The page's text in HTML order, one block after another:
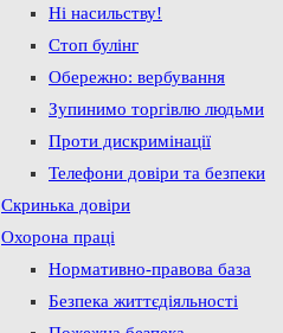
Ні насильству!
Стоп булінг
Обережно: вербування
Зупинимо торгівлю людьми
Проти дискримінації
Телефони довіри та безпеки
Скринька довіри
Охорона праці
Нормативно-правова база
Безпека життєдіяльності